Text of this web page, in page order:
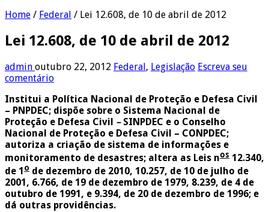
Home / Federal / Lei 12.608, de 10 de abril de 2012
Lei 12.608, de 10 de abril de 2012
admin outubro 22, 2012 Federal, Legislação Escreva seu
comentário
Institui a Política Nacional de Proteção e Defesa Civil
– PNPDEC; dispõe sobre o Sistema Nacional de
Proteção e Defesa Civil –SINPDEC e o Conselho
Nacional de Proteção e Defesa Civil – CONPDEC;
autoriza a criação de sistema de informações e
monitoramento de desastres; altera as Leis nos 12.340,
de 1 o de dezembro de 2010, 10.257, de 10 de julho de
2001, 6.766, de 19 de dezembro de 1979, 8.239, de 4 de
outubro de 1991, e 9.394, de 20 de dezembro de 1996; e
dá outras providências.